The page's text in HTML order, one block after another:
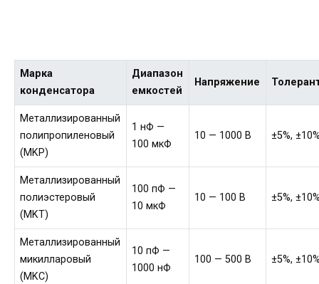
Марка
конденсатора
Диапазон
емкостей
Напряжение
Металлизированный
полипропиленовый
(MKP)
1 нФ —
100 мкФ
10 — 1000 В ±5%,
Металлизированный
полиэстеровый
(MKT)
100 пФ —
10 мкФ
10 — 100 В ±5%,
Металлизированный
микилларовый
(MKC)
10 пФ —
1000 нФ
100 — 500 В ±5%,